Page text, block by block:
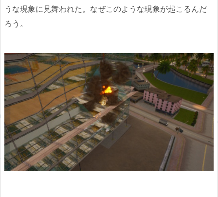
うな現象に見舞われた。なぜこのような現象が起こるんだ
ろう。